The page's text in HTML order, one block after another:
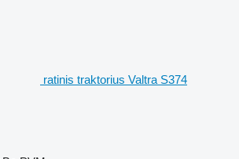
ratinis traktorius Valtra S374